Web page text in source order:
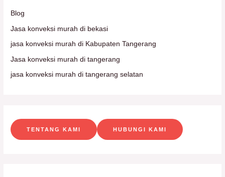
Blog
Jasa konveksi murah di bekasi
jasa konveksi murah di Kabupaten Tangerang
Jasa konveksi murah di tangerang
jasa konveksi murah di tangerang selatan
TENTANG KAMI HUBUNGI KAMI